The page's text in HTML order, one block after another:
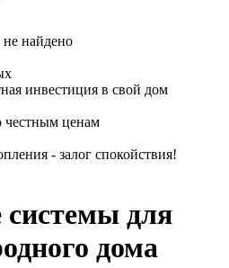
найдено
инвестиция в свой дом
честным ценам
- залог спокойствия!
для
дома